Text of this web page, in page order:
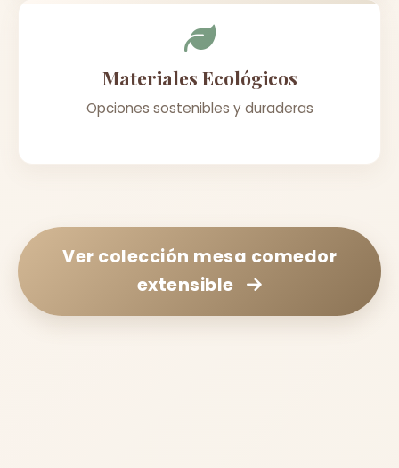
Materiales Ecológicos
Opciones sostenibles y duraderas
Ver colección mesa comedor
extensible